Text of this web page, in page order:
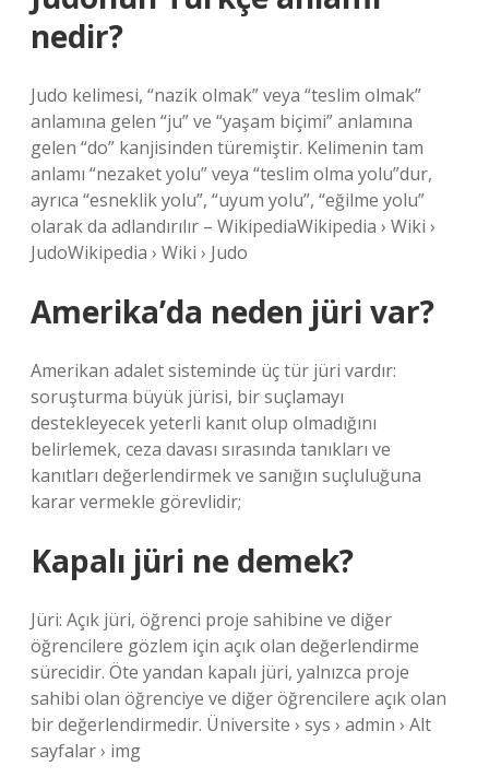
nedir?
Judo kelimesi, “nazik olmak” veya “teslim olmak”
anlamına gelen “ju” ve “yaşam biçimi” anlamına
gelen “do” kanjisinden türemiştir. Kelimenin tam
anlamı “nezaket yolu” veya “teslim olma yolu”dur,
ayrıca “esneklik yolu”, “uyum yolu”, “eğilme yolu”
olarak da adlandırılır – WikipediaWikipedia › Wiki ›
JudoWikipedia › Wiki › Judo
Amerika’da neden jüri var?
Amerikan adalet sisteminde üç tür jüri vardır:
soruşturma büyük jürisi, bir suçlamayı
destekleyecek yeterli kanıt olup olmadığını
belirlemek, ceza davası sırasında tanıkları ve
kanıtları değerlendirmek ve sanığın suçluluğuna
karar vermekle görevlidir;
Kapalı jüri ne demek?
Jüri: Açık jüri, öğrenci proje sahibine ve diğer
öğrencilere gözlem için açık olan değerlendirme
sürecidir. Öte yandan kapalı jüri, yalnızca proje
sahibi olan öğrenciye ve diğer öğrencilere açık olan
bir değerlendirmedir. Üniversite › sys › admin › Alt
sayfalar › img